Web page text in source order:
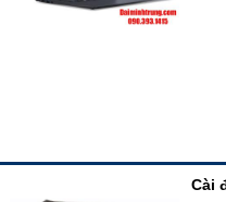
Cài